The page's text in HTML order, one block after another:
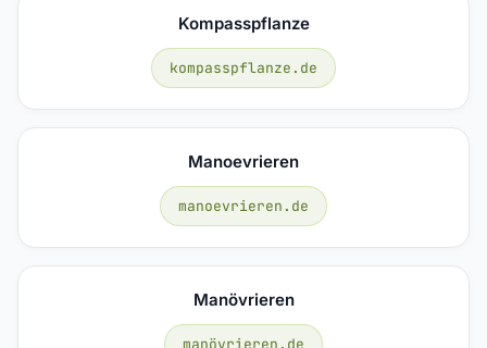
Kompasspflanze
kompasspflanze.de
Manoevrieren
manoevrieren.de
Manövrieren
manövrieren.de